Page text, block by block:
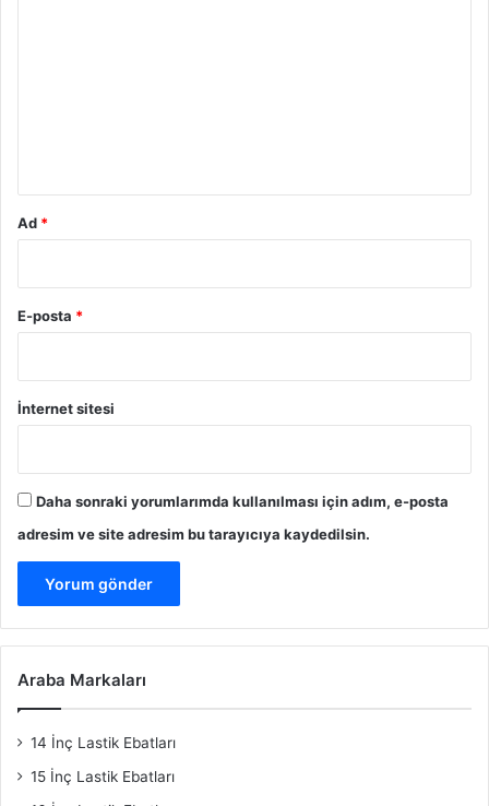
Ad *
E-posta *
İnternet sitesi
Daha sonraki yorumlarımda kullanılması için adım, e-posta
adresim ve site adresim bu tarayıcıya kaydedilsin.
Araba Markaları
14 İnç Lastik Ebatları
15 İnç Lastik Ebatları